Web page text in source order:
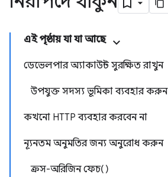
এই পৃষ্ঠায় যা যা আছে
ডেভেলপার অ্যাকাউন্ট সুরক্ষিত রাখুন
উপযুক্ত সদস্য ভূমিকা ব্যবহার করুন
কখনো HTTP ব্যবহার করবেন না
ন্যূনতম অনুমতির জন্য অনুরোধ করুন
ক্রস-অরিজিন ফেচ()